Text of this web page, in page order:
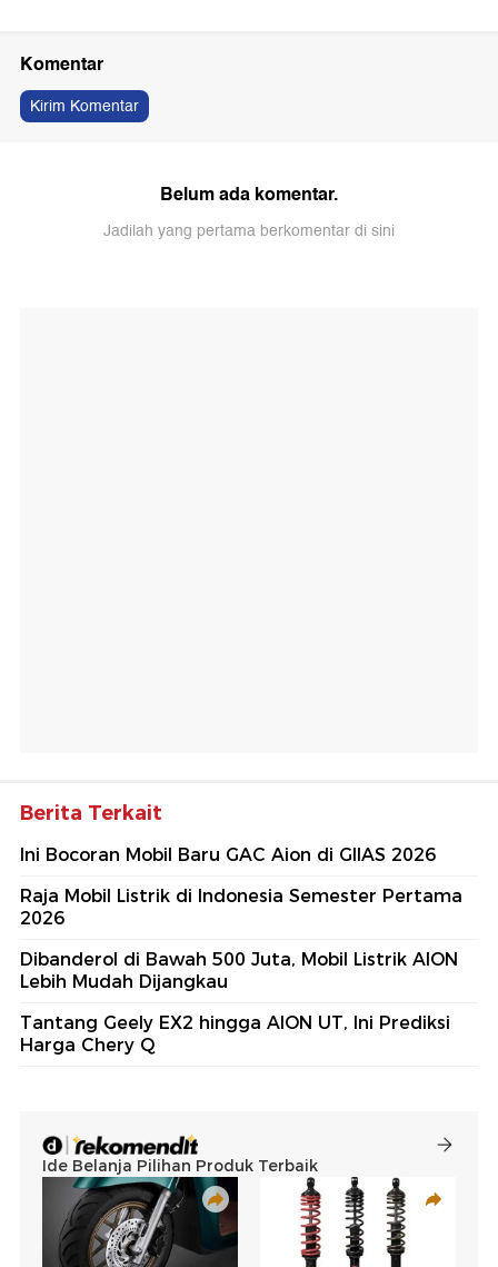
Komentar
Kirim Komentar
Belum ada komentar.
Jadilah yang pertama berkomentar di sini
Berita Terkait
Ini Bocoran Mobil Baru GAC Aion di GIIAS 2026
Raja Mobil Listrik di Indonesia Semester Pertama
2026
Dibanderol di Bawah 500 Juta, Mobil Listrik AION
Lebih Mudah Dijangkau
Tantang Geely EX2 hingga AION UT, Ini Prediksi
Harga Chery Q